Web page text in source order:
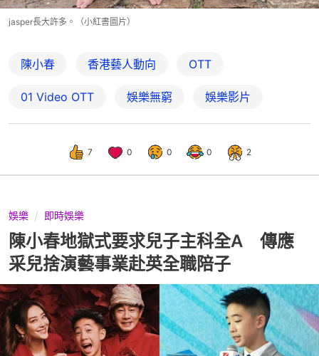
jasper長大許多。（小紅書圖片）
陳小春 香港藝人動向 OTT
01‌ ‌Video‌ ‌OTT 娛樂無窮 娛樂影片
7 0 0 0 2
娛樂 即時娛樂
陳小春地獄式要求兒子主科全A 傳應
采兒捨演藝事業赴英全職陪子